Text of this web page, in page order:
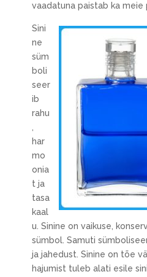
vaadatuna paistab ka meie
Sini
ne
süm
boli
seer
ib
rahu
har
mo
onia
t ja
tasa
kaal
u. Sinine on vaikuse,
sümbol. Samuti
ja jahedust. Sinine on tõe
hajumist tuleb alati esile